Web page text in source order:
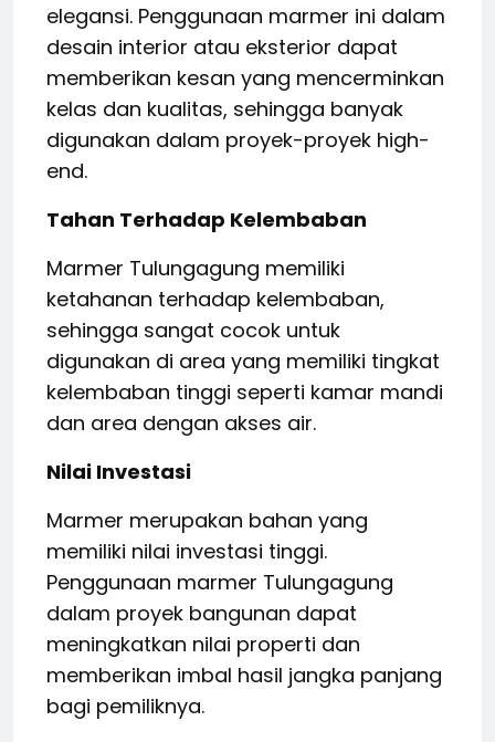
elegansi. Penggunaan marmer ini dalam
desain interior atau eksterior dapat
memberikan kesan yang mencerminkan
kelas dan kualitas, sehingga banyak
digunakan dalam proyek-proyek high-
end.
Tahan Terhadap Kelembaban
Marmer Tulungagung memiliki
ketahanan terhadap kelembaban,
sehingga sangat cocok untuk
digunakan di area yang memiliki tingkat
kelembaban tinggi seperti kamar mandi
dan area dengan akses air.
Nilai Investasi
Marmer merupakan bahan yang
memiliki nilai investasi tinggi.
Penggunaan marmer Tulungagung
dalam proyek bangunan dapat
meningkatkan nilai properti dan
memberikan imbal hasil jangka panjang
bagi pemiliknya.